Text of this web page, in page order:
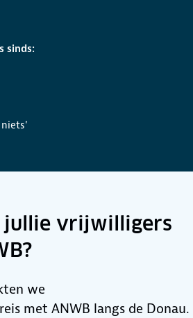
sinds:
jullie vrijwilligers
we
met ANWB langs de Donau.